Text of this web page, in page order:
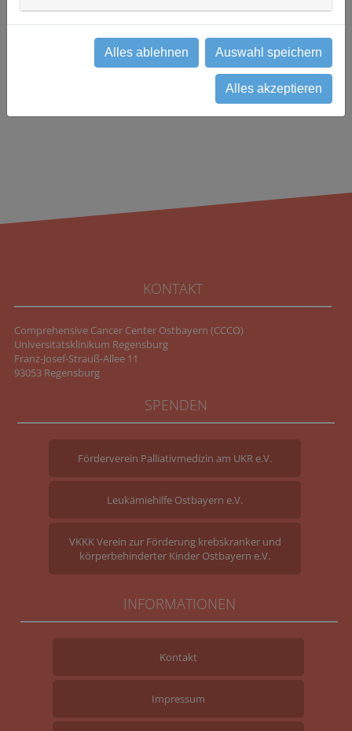
KONTAKT
Comprehensive Cancer Center Ostbayern (CCCO)
Universitätsklinikum Regensburg
Franz-Josef-Strauß-Allee 11
93053 Regensburg
SPENDEN
Förderverein Palliativmedizin am UKR e.V.
Leukämiehilfe Ostbayern e.V.
VKKK Verein zur Förderung krebskranker und
körperbehinderter Kinder Ostbayern e.V.
INFORMATIONEN
Kontakt
Impressum
Alles ablehnen Auswahl speichern
Alles akzeptieren